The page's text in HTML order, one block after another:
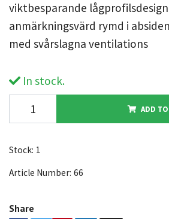
viktbesparande
anmärkningsvärd rymd i
med svårslagna ventilations
In stock.
ADD
Stock: 1
Article Number: 66
Share